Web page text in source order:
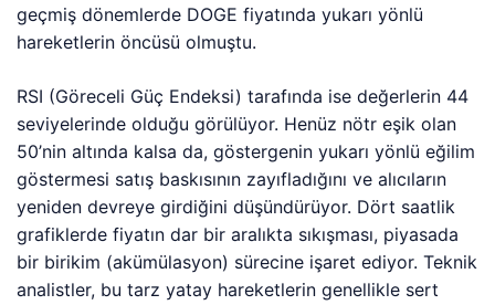
geçmiş dönemlerde DOGE fiyatında yukarı yönlü
hareketlerin öncüsü olmuştu.
RSI (Göreceli Güç Endeksi) tarafında ise değerlerin 44
seviyelerinde olduğu görülüyor. Henüz nötr eşik olan
50’nin altında kalsa da, göstergenin yukarı yönlü eğilim
göstermesi satış baskısının zayıfladığını ve alıcıların
yeniden devreye girdiğini düşündürüyor. Dört saatlik
grafiklerde fiyatın dar bir aralıkta sıkışması, piyasada
bir birikim (akümülasyon) sürecine işaret ediyor. Teknik
analistler, bu tarz yatay hareketlerin genellikle sert